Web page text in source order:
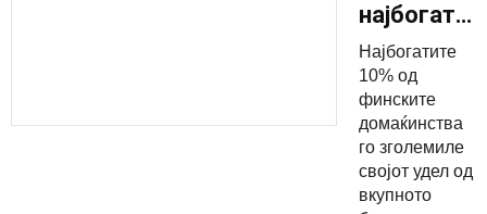
10%
50% од
Најбогатите
10% од
финските
домаќинства
го зголемиле
својот удел од
вкупното